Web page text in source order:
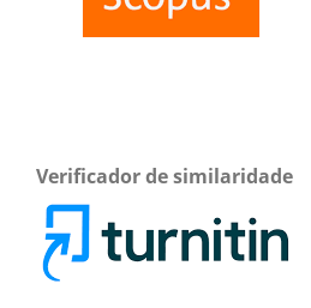
Verificador de similaridade